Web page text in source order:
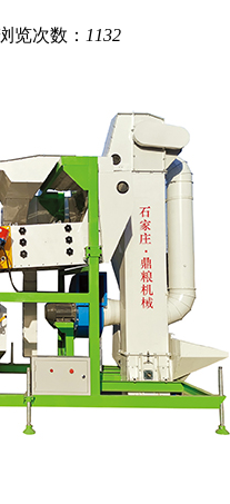
览次数： 1132